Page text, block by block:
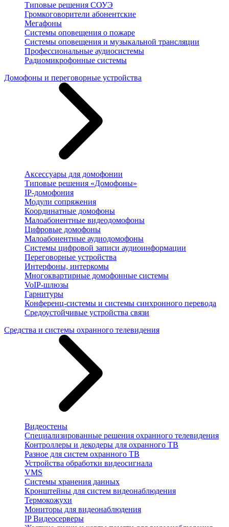
Типовые решения СОУЭ
Громкоговорители абонентские
Мегафоны
Системы оповещения о пожаре
Системы оповещения и музыкальной трансляции
Профессиональные аудиосистемы
Радиомикрофонные системы
Домофоны и переговорные устройства
Аксессуары для домофонии
Типовые решения «Домофоны»
IP-домофония
Модули сопряжения
Координатные домофоны
Малоабонентные видеодомофоны
Цифровые домофоны
Малоабонентные аудиодомофоны
Системы цифровой записи аудиоинформации
Переговорные устройства
Интерфоны, интеркомы
Многоквартирные домофонные системы
VoIP-шлюзы
Гарнитуры
Конференц-системы и системы синхронного перевода
Средоустойчивые устройства связи
Средства и системы охранного телевидения
Видеостены
Специализированные решения охранного телевидения
Контроллеры и декодеры для охранного ТВ
Разное для систем охранного ТВ
Устройства обработки видеосигнала
VMS
Системы хранения данных
Кронштейны для систем видеонаблюдения
Термокожухи
Мониторы для видеонаблюдения
IP Видеосерверы